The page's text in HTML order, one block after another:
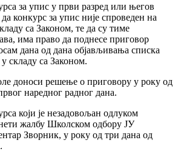
упис у први разред или његов
конкурс за упис није спроведен на
са Законом, те да су тиме
има право да поднесе приговор
дана од дана објављивања списка
складу са Законом.
решење о приговору у року од
наредног радног дана.
је незадовољан одлуком
жалбу Школском одбору ЈУ
Зворник, у року од три дана од